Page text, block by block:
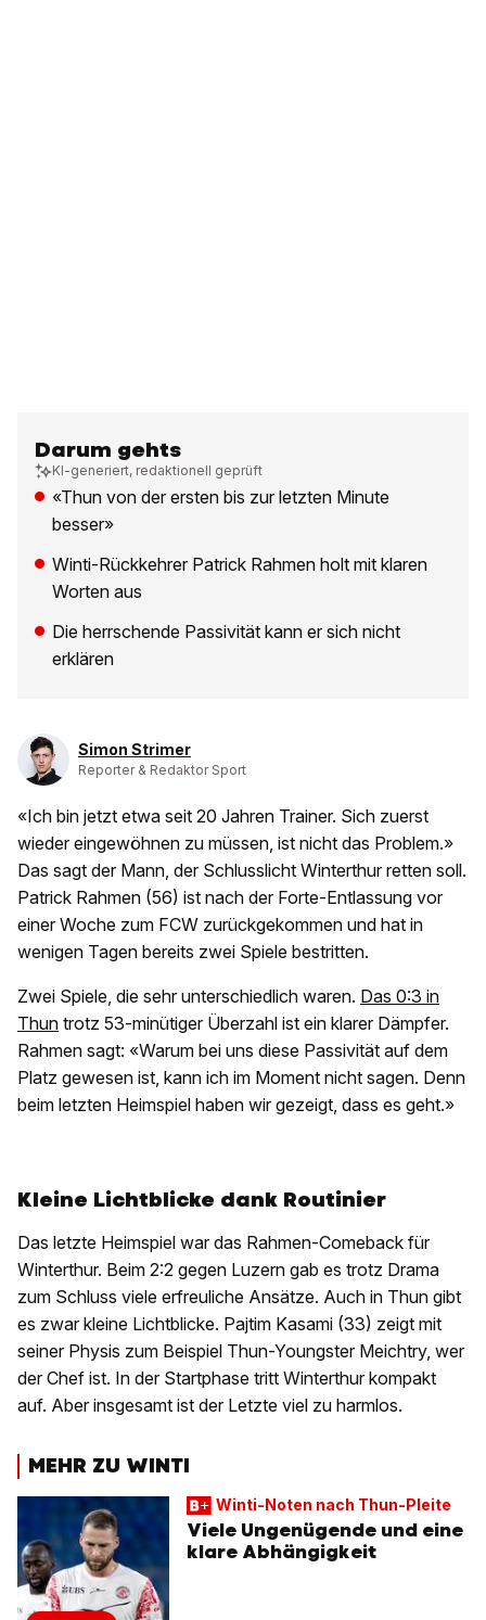
Darum gehts
KI-generiert, redaktionell geprüft
«Thun von der ersten bis zur letzten Minute
besser»
Winti-Rückkehrer Patrick Rahmen holt mit klaren
Worten aus
Die herrschende Passivität kann er sich nicht
erklären
Simon Strimer
Reporter & Redaktor Sport
«Ich bin jetzt etwa seit 20 Jahren Trainer. Sich zuerst
wieder eingewöhnen zu müssen, ist nicht das Problem.»
Das sagt der Mann, der Schlusslicht Winterthur retten soll.
Patrick Rahmen (56) ist nach der Forte-Entlassung vor
einer Woche zum FCW zurückgekommen und hat in
wenigen Tagen bereits zwei Spiele bestritten.
Zwei Spiele, die sehr unterschiedlich waren. Das 0:3 in
Thun trotz 53-minütiger Überzahl ist ein klarer Dämpfer.
Rahmen sagt: «Warum bei uns diese Passivität auf dem
Platz gewesen ist, kann ich im Moment nicht sagen. Denn
beim letzten Heimspiel haben wir gezeigt, dass es geht.»
Kleine Lichtblicke dank Routinier
Das letzte Heimspiel war das Rahmen-Comeback für
Winterthur. Beim 2:2 gegen Luzern gab es trotz Drama
zum Schluss viele erfreuliche Ansätze. Auch in Thun gibt
es zwar kleine Lichtblicke. Pajtim Kasami (33) zeigt mit
seiner Physis zum Beispiel Thun-Youngster Meichtry, wer
der Chef ist. In der Startphase tritt Winterthur kompakt
auf. Aber insgesamt ist der Letzte viel zu harmlos.
MEHR ZU WINTI
Winti-Noten nach Thun-Pleite
Viele Ungenügende und eine
klare Abhängigkeit